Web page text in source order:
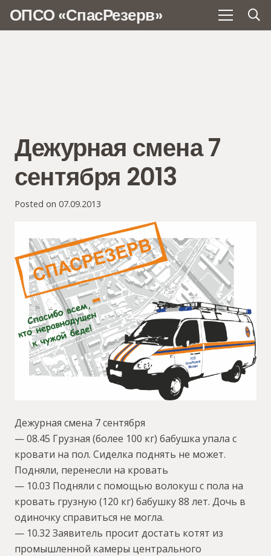
ОПСО «СпасРезерв»
Дежурная смена 7
сентября 2013
Posted on 07.09.2013
Дежурная смена 7 сентября
— 08.45 Грузная (более 100 кг) бабушка упала с
кровати на пол. Сиделка поднять не может.
Подняли, перенесли на кровать
— 10.03 Подняли с помощью волокуш с пола на
кровать грузную (120 кг) бабушку 88 лет. Дочь в
одиночку справиться не могла.
— 10.32 Заявитель просит достать котят из
промышленной камеры центрального